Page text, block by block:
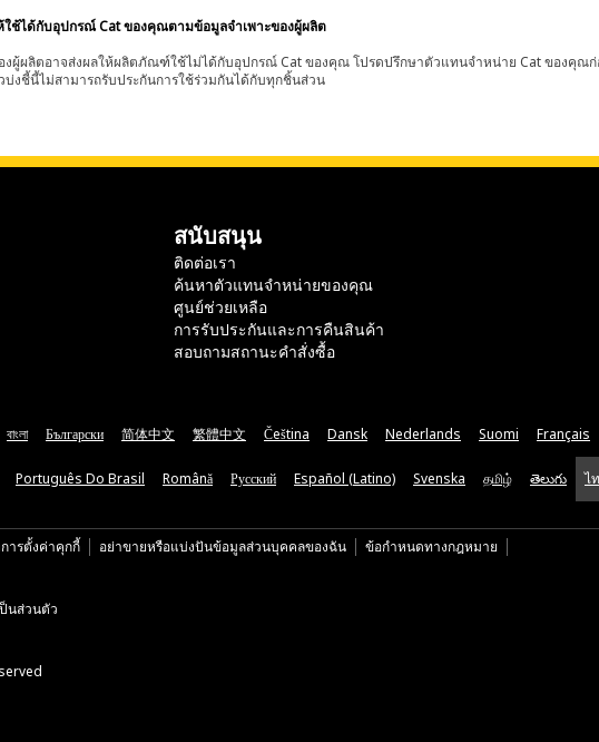
ช้ได้กับอุปกรณ์ Cat ของคุณตามข้อมูลจำเพาะของผู้ผลิต
งผู้ผลิตอาจส่งผลให้ผลิตภัณฑ์ใช้ไม่ได้กับอุปกรณ์ Cat ของคุณ โปรดปรึกษาตัวแทนจำหน่าย Cat ของคุ
งชี้นี้ไม่สามารถรับประกันการใช้ร่วมกันได้กับทุกชิ้นส่วน
สนับสนุน
ติดต่อเรา
ค้นหาตัวแทนจำหน่ายของคุณ
ศูนย์ช่วยเหลือ
การรับประกันและการคืนสินค้า
สอบถามสถานะคำสั่งซื้อ
বাংলা Български 简体中文 繁體中文 Čeština Dansk Nederlands Suomi Français
Português Do Brasil Română Русский Español (Latino) Svenska தமிழ் తెలుగు ไ
ารตั้งค่าคุกกี้ อย่าขายหรือแบ่งปันข้อมูลส่วนบุคคลของฉัน ข้อกำหนดทางกฎหมาย
นส่วนตัว